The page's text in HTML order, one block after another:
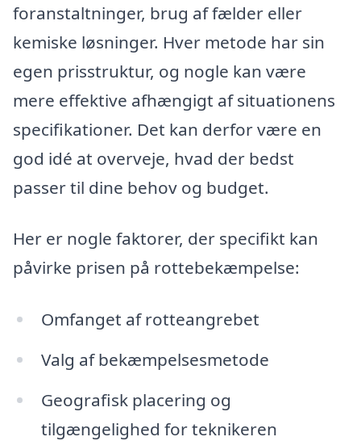
foranstaltninger, brug af fælder eller
kemiske løsninger. Hver metode har sin
egen prisstruktur, og nogle kan være
mere effektive afhængigt af situationens
specifikationer. Det kan derfor være en
god idé at overveje, hvad der bedst
passer til dine behov og budget.
Her er nogle faktorer, der specifikt kan
påvirke prisen på rottebekæmpelse:
Omfanget af rotteangrebet
Valg af bekæmpelsesmetode
Geografisk placering og
tilgængelighed for teknikeren